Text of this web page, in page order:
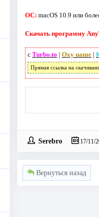
ОС: macOS 10.9 или
Скачать программу
с Turbo.to | Oxy name|
Прямая ссылка на
Serebro 17/11/
Вернуться назад